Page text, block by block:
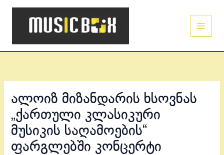
Skip
ალოიზ მიზანდარის ხსოვნას
„ქართული კლასიკური
მუსიკის საღამოების“
ფარგლებში კონცერტი